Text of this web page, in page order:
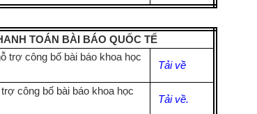
TOÁN BÀI BÁO QUỐC TẾ
trợ công bố bài báo khoa học
Tải về
công bố bài báo khoa học
Tải về.